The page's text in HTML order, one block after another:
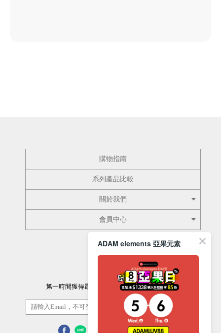
購物指南
系列產品比較
關於我們
會員中心
第一時間獲得最新的優惠資訊以及最新產品資訊
訂閱/取消
ADAM elements 亞果元素